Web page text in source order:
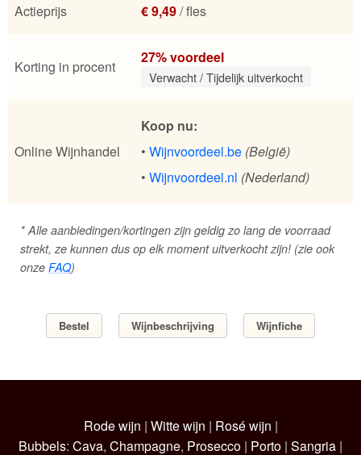
Actieprijs € 9,49/ fles
Korting in procent
27% voordeel
Verwacht / Tijdelijk uitverkocht
Online Wijnhandel
Koop nu:
• Wijnvoordeel.be (België)
• Wijnvoordeel.nl (Nederland)
* Alle aanbiedingen/kortingen zijn geldig zo lang de voorraad
strekt, ze kunnen dus op elk moment uitverkocht zijn! (zie ook
onze FAQ)
Bestel Wijnbeschrijving Wijnfiche
Rode wijn | Witte wijn | Rosé wijn |
Bubbels: Cava, Champagne, Prosecco | Porto | Sangria |